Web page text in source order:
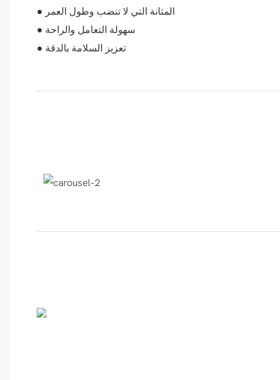
● المتانة التي لا تنضب وطول العمر
● سهولة التعامل والراحة
● تعزيز السلامة بالدقة